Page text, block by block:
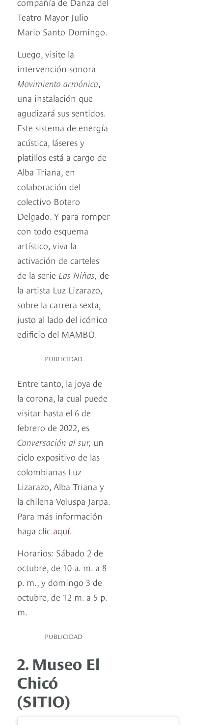
Teatro Mayor Julio
Mario Santo Domingo.
Luego, visite la
intervención sonora
Movimiento armónico,
una instalación que
agudizará sus sentidos.
Este sistema de energía
acústica, láseres y
platillos está a cargo de
Alba Triana, en
colaboración del
colectivo Botero
Delgado. Y para romper
con todo esquema
artístico, viva la
activación de carteles
de la serie Las Niñas, de
la artista Luz Lizarazo,
sobre la carrera sexta,
justo al lado del icónico
edificio del MAMBO.
PUBLICIDAD
Entre tanto, la joya de
la corona, la cual puede
visitar hasta el 6 de
febrero de 2022, es
Conversación al sur, un
ciclo expositivo de las
colombianas Luz
Lizarazo, Alba Triana y
la chilena Voluspa Jarpa.
Para más información
haga clic aquí.
Horarios: Sábado 2 de
octubre, de 10 a. m. a 8
p. m., y domingo 3 de
octubre, de 12 m. a 5 p.
m.
PUBLICIDAD
2. Museo El
Chicó
(SITIO)